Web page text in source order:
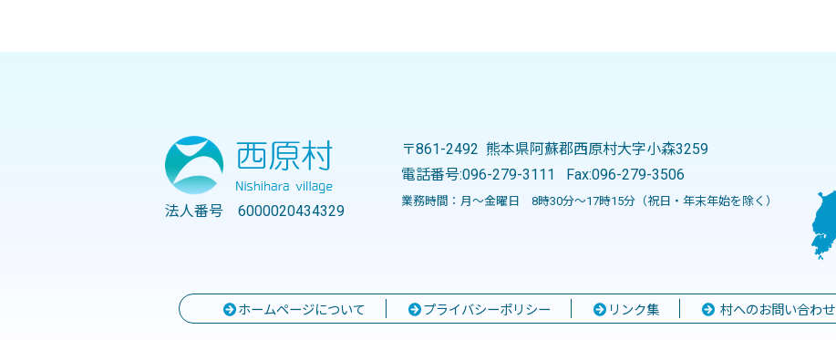
法人番号 6000020434329
〒861-2492 熊本県阿蘇郡西原村大字小森3259
電話番号:096-279-3111 Fax:096-279-3506
業務時間：月～金曜日 8時30分～17時15分（祝日・年末年始を除く）
ホームページについて プライバシーポリシー リンク集 村へのお問い合わせ